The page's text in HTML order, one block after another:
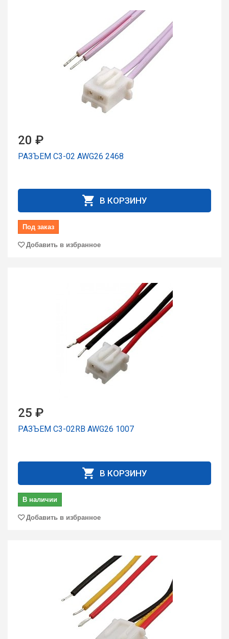
20 ₽
РАЗЪЕМ C3-02 AWG26 2468
В КОРЗИНУ
Под заказ
Добавить в избранное
25 ₽
РАЗЪЕМ C3-02RB AWG26 1007
В КОРЗИНУ
В наличии
Добавить в избранное